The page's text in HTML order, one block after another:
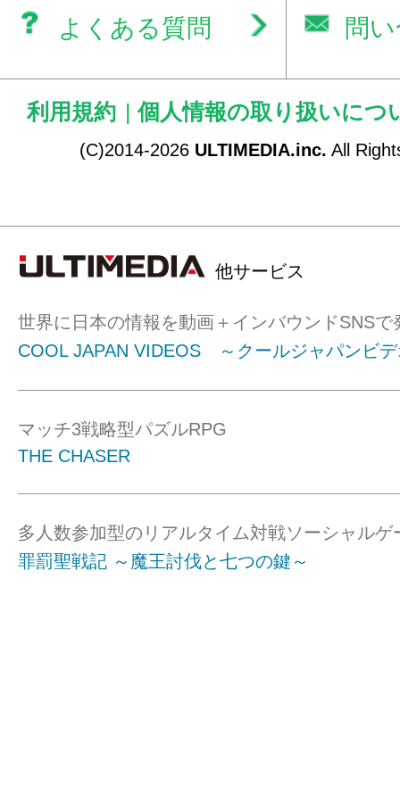
よくある質問 問
利用規約 | 個人情報の取り扱いにつ
(C)2014-2026 ULTIMEDIA.inc. All
他サービス
世界に日本の情報を動画＋インバウンドSNSで
COOL JAPAN VIDEOS ～クールジャパンビ
マッチ3戦略型パズルRPG
THE CHASER
多人数参加型のリアルタイム対戦ソーシャルゲ
罪罰聖戦記 ～魔王討伐と七つの鍵～